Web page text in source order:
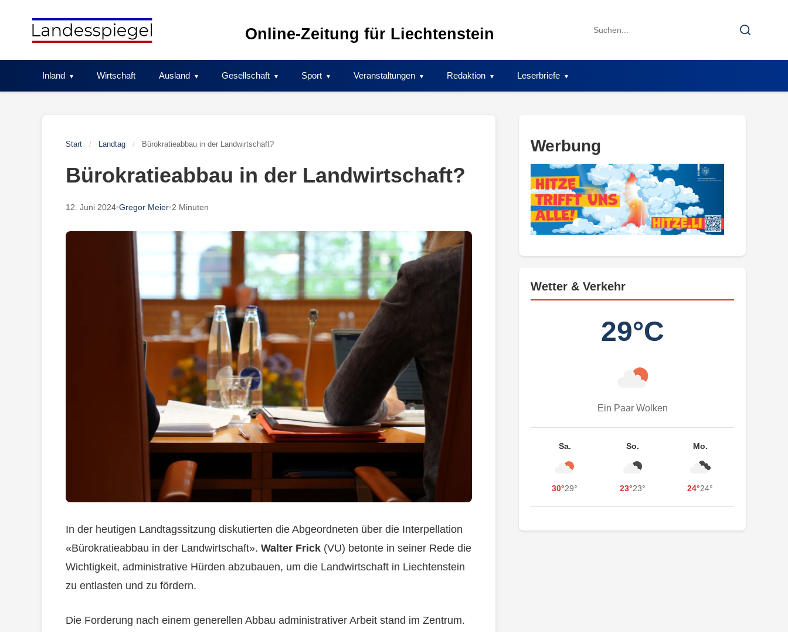
Online-Zeitung für Liechtenstein
Search
Search
Inland Wirtschaft Ausland Gesellschaft Sport Veranstaltungen Redaktion Leserbriefe
Start / Landtag / Bürokratieabbau in der Landwirtschaft?
Bürokratieabbau in der Landwirtschaft?
12. Juni 2024•Gregor Meier•2 Minuten
In der heutigen Landtagssitzung diskutierten die Abgeordneten über die Interpellation
«Bürokratieabbau in der Landwirtschaft». Walter Frick (VU) betonte in seiner Rede die
Wichtigkeit, administrative Hürden abzubauen, um die Landwirtschaft in Liechtenstein
zu entlasten und zu fördern.
Die Forderung nach einem generellen Abbau administrativer Arbeit stand im Zentrum.
Werbung
Wetter & Verkehr
29°C
Ein Paar Wolken
Sa.
30°29°
So.
23°23°
Mo.
24°24°